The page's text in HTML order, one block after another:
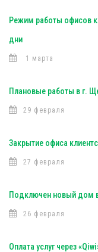
Режим работы офисов
дни
1 марта
Плановые работы в г.
29 февраля
Закрытие офиса
27 февраля
Подключен новый дом
26 февраля
Оплата услуг через